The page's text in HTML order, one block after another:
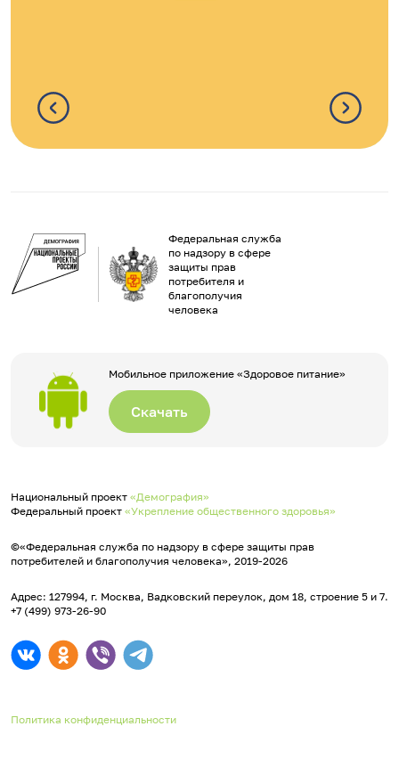
Федеральная служба
по надзору в сфере
защиты прав
потребителя и
благополучия
человека
Мобильное приложение «Здоровое питание»
Скачать
Национальный проект «Демография»
Федеральный проект «Укрепление общественного здоровья»
©«Федеральная служба по надзору в сфере защиты прав
потребителей и благополучия человека», 2019-2026
Адрес: 127994, г. Москва, Вадковский переулок, дом 18, строение 5 и 7.
+7 (499) 973-26-90
Политика конфиденциальности